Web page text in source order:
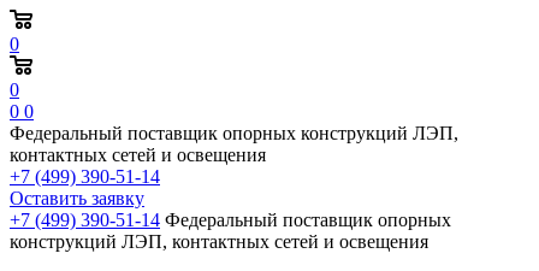
0
0
0 0
Федеральный поставщик опорных конструкций ЛЭП,
контактных сетей и освещения
+7 (499) 390-51-14
Оставить заявку
+7 (499) 390-51-14 Федеральный поставщик опорных
конструкций ЛЭП, контактных сетей и освещения